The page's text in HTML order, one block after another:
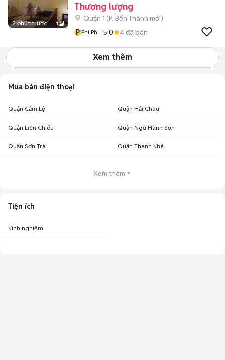
2 phút trước 1
Thương lượng
Quận 1 (P. Bến Thành mới)
P Phi Phi 5.0 4đã bán
Xem thêm
Mua bán điện thoại
Quận Cẩm Lệ Quận Hải Châu
Quận Liên Chiểu Quận Ngũ Hành Sơn
Quận Sơn Trà Quận Thanh Khê
Xem thêm
Tiện ích
Kinh nghiệm